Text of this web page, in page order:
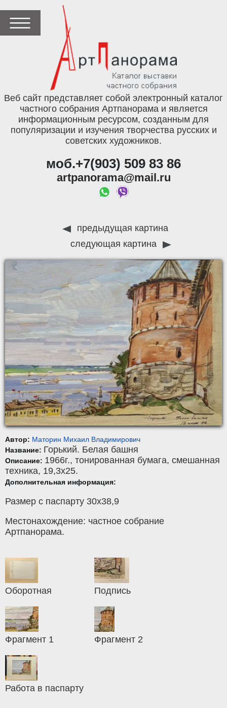
Веб сайт представляет собой электронный каталог
частного собрания Артпанорама и является
информационным ресурсом, созданным для
популяризации и изучения творчества русских и
советских художников.
моб.+7(903) 509 83 86
artpanorama@mail.ru
предыдущая картина
следующая картина
Автор: Маторин Михаил Владимирович
Название: Горький. Белая башня
Описание: 1966г., тонированная бумага, смешанная
техника, 19,3x25.
Дополнительная информация:
Размер с паспарту 30х38,9
Местонахождение: частное собрание
Артпанорама.
Оборотная Подпись
Фрагмент 1 Фрагмент 2
Работа в паспарту